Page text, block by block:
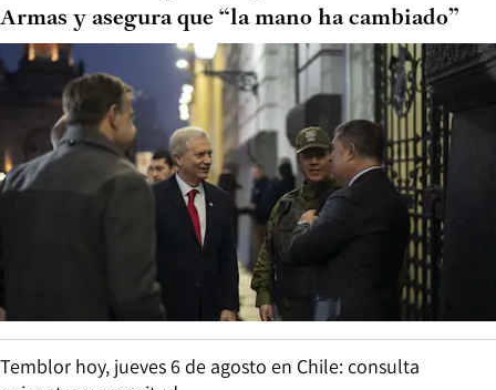
Armas y asegura que “la mano ha cambiado”
Temblor hoy, jueves 6 de agosto en Chile: consulta